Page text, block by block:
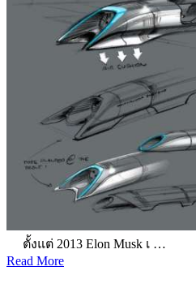
ตั้งแต่ 2013 Elon Musk เ …
Read More